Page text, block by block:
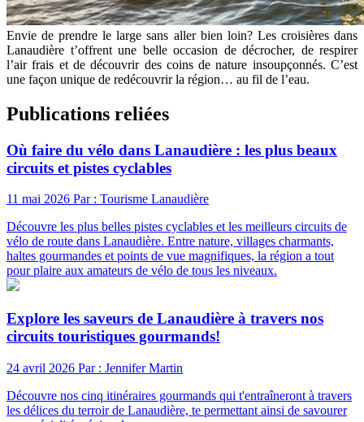
Envie de prendre le large sans aller bien loin? Les croisières dans
Lanaudière t’offrent une belle occasion de décrocher, de respirer
l’air frais et de découvrir des coins de nature insoupçonnés. C’est
une façon unique de redécouvrir la région… au fil de l’eau.
Publications reliées
Où faire du vélo dans Lanaudière : les plus beaux
circuits et pistes cyclables
11 mai 2026 Par : Tourisme Lanaudière
Découvre les plus belles pistes cyclables et les meilleurs circuits de
vélo de route dans Lanaudière. Entre nature, villages charmants,
haltes gourmandes et points de vue magnifiques, la région a tout
pour plaire aux amateurs de vélo de tous les niveaux.
Explore les saveurs de Lanaudière à travers nos
circuits touristiques gourmands!
24 avril 2026 Par : Jennifer Martin
Découvre nos cinq itinéraires gourmands qui t'entraîneront à travers
les délices du terroir de Lanaudière, te permettant ainsi de savourer